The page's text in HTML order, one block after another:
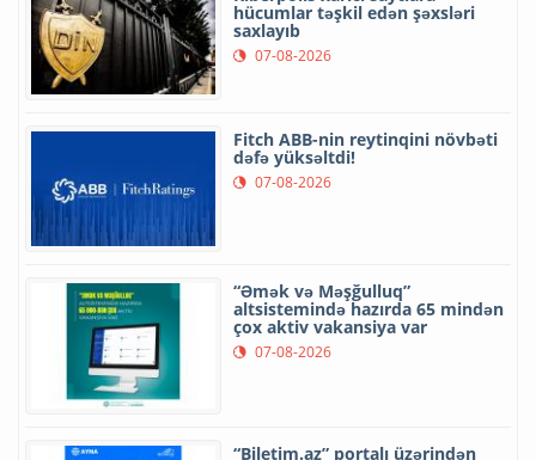
hücumlar təşkil edən şəxsləri
saxlayıb
07-08-2026
Fitch ABB-nin reytinqini növbəti
dəfə yüksəltdi!
07-08-2026
“Əmək və Məşğulluq”
altsistemində hazırda 65 mindən
çox aktiv vakansiya var
07-08-2026
“Biletim.az” portalı üzərindən